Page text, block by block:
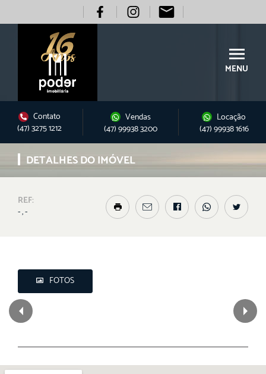
MENU
Contato
(47) 3275 1212
Vendas
(47) 99938 3200
Locação
(47) 99938 1616
DETALHES DO IMÓVEL
REF:
- , -
FOTOS